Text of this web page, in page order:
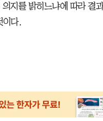
지를 밝히느냐에 따라 결
이다.